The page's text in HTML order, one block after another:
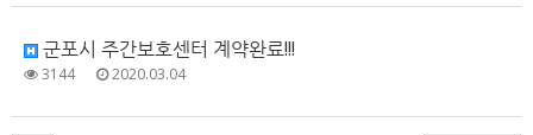
군포시 주간보호센터 계약완료!!!
3144 2020.03.04